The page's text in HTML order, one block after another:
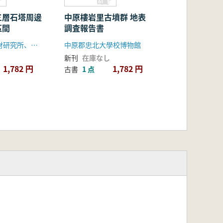
石塔周邊
国立慶州文化財研究所、慶州市
1,782 円
中原樓岩里古墳群 地表
調査報告書
中原郡忠北大學校博物館
新刊 在庫なし
古書 1 点 1,782 円